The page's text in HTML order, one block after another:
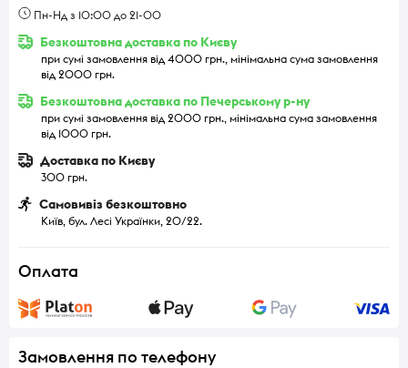
Пн-Нд з 10:00 до 21-00
Безкоштовна доставка по Києву
при сумі замовлення від 4000 грн., мінімальна сума замовлення
від 2000 грн.
Безкоштовна доставка по Печерському р-ну
при сумі замовлення від 2000 грн., мінімальна сума замовлення
від 1000 грн.
Доставка по Києву
300 грн.
Самовивіз безкоштовно
Київ, бул. Лесі Українки, 20/22.
Оплата
Замовлення по телефону